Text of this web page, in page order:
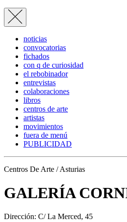
noticias
convocatorias
fichados
con q de curiosidad
el rebobinador
entrevistas
colaboraciones
libros
centros de arte
artistas
movimientos
fuera de menú
PUBLICIDAD
Centros De Arte / Asturias
GALERÍA
Dirección: C/ La Merced, 45